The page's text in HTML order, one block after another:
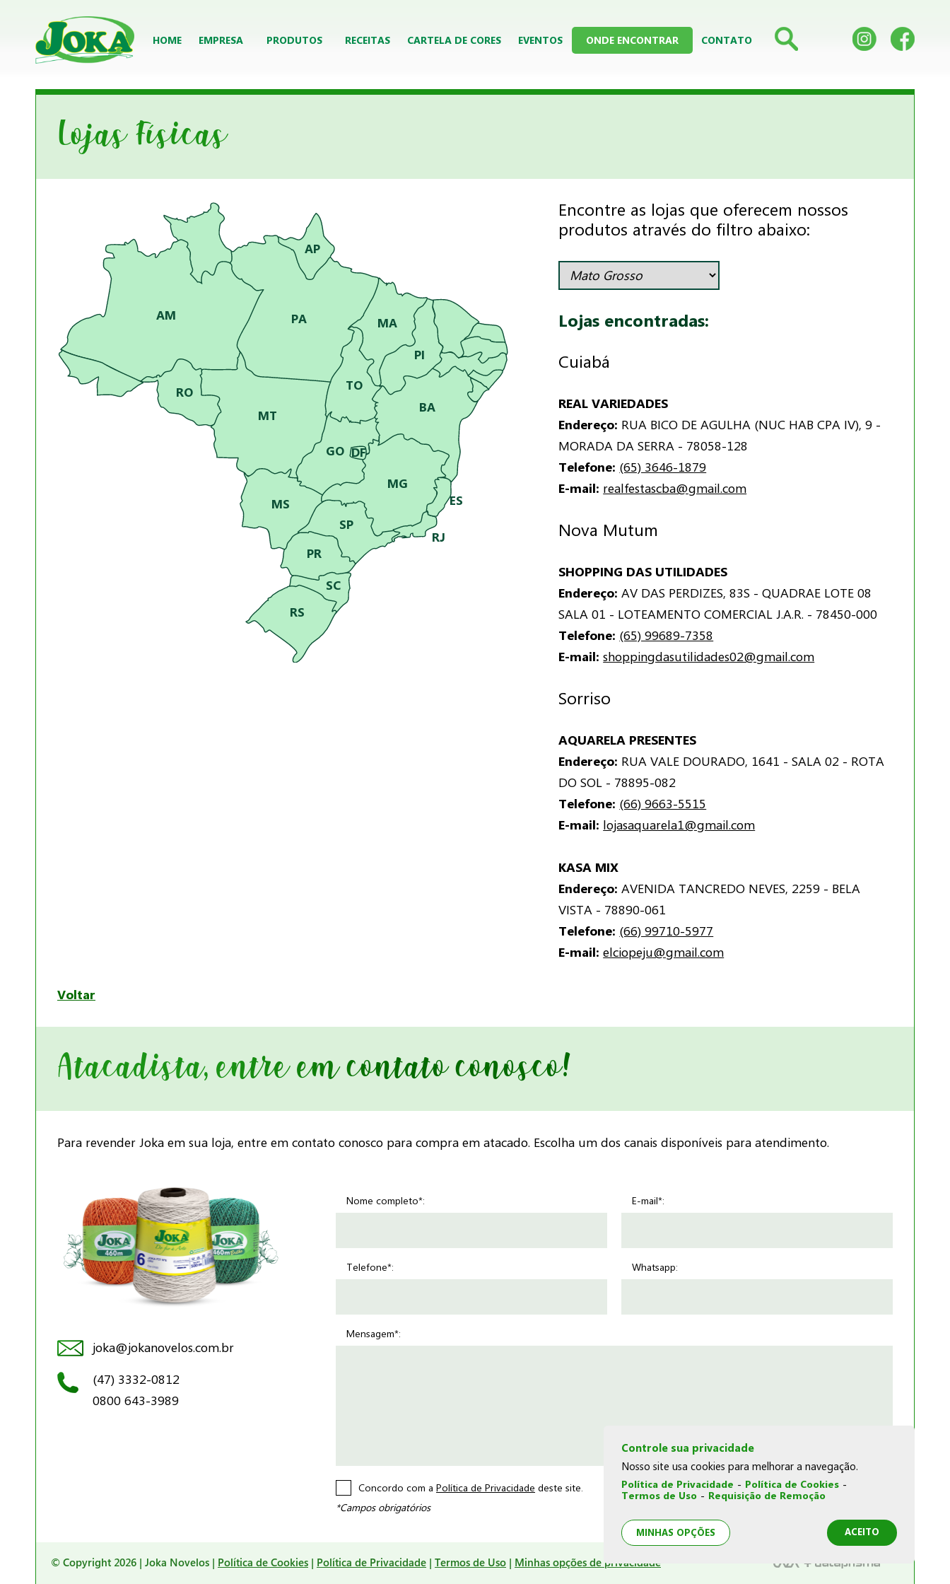
HOME EMPRESA PRODUTOS RECEITAS CARTELA DE CORES EVENTOS ONDE ENCONTRAR CONTATO
Lojas Físicas
TO
BA
PI
MA
AP
PA
AM
RO
MT
MS
GO
PR
SC
RS
SP
MG
RJ
ES
DF
Encontre as lojas que oferecem nossos
produtos através do filtro abaixo:
Lojas encontradas:
Cuiabá
REAL VARIEDADES
Endereço: RUA BICO DE AGULHA (NUC HAB CPA IV), 9 -
MORADA DA SERRA - 78058-128
Telefone: (65) 3646-1879
E-mail: realfestascba@gmail.com
Nova Mutum
SHOPPING DAS UTILIDADES
Endereço: AV DAS PERDIZES, 83S - QUADRAE LOTE 08
SALA 01 - LOTEAMENTO COMERCIAL J.A.R. - 78450-000
Telefone: (65) 99689-7358
E-mail: shoppingdasutilidades02@gmail.com
Sorriso
AQUARELA PRESENTES
Endereço: RUA VALE DOURADO, 1641 - SALA 02 - ROTA
DO SOL - 78895-082
Telefone: (66) 9663-5515
E-mail: lojasaquarela1@gmail.com
KASA MIX
Endereço: AVENIDA TANCREDO NEVES, 2259 - BELA
VISTA - 78890-061
Telefone: (66) 99710-5977
E-mail: elciopeju@gmail.com
Voltar
Atacadista, entre em contato conosco!
Para revender Joka em sua loja, entre em contato conosco para compra em atacado. Escolha um dos canais disponíveis para atendimento.
joka@jokanovelos.com.br
(47) 3332-0812
0800 643-3989
Nome completo*: E-mail*:
Telefone*: Whatsapp:
Mensagem*:
Concordo com aPolítica de Privacidade deste site.
*Campos obrigatórios
© Copyright 2026 | Joka Novelos | Política de Cookies | Política de Privacidade | Termos de Uso | Minhas opções de privacidade
Controle sua privacidade
Nosso site usa cookies para melhorar a navegação.
Política de Privacidade - Política de Cookies -
Termos de Uso - Requisição de Remoção
MINHAS OPÇÕES ACEITO